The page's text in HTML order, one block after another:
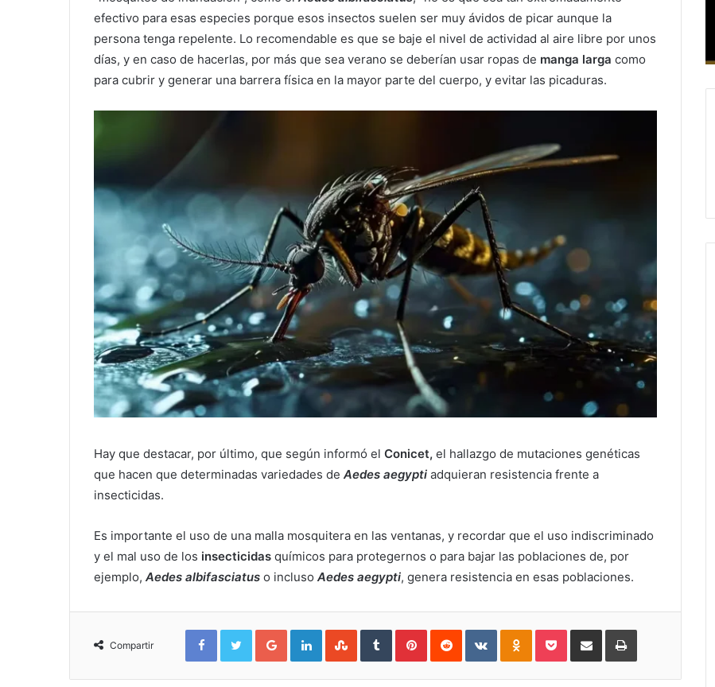
efectivo para esas especies porque esos insectos suelen ser muy ávidos de picar aunque la
persona tenga repelente. Lo recomendable es que se baje el nivel de actividad al aire libre por unos
días, y en caso de hacerlas, por más que sea verano se deberían usar ropas de manga larga como
para cubrir y generar una barrera física en la mayor parte del cuerpo, y evitar las picaduras.
Hay que destacar, por último, que según informó el Conicet, el hallazgo de mutaciones genéticas
que hacen que determinadas variedades de Aedes aegypti adquieran resistencia frente a
insecticidas.
Es importante el uso de una malla mosquitera en las ventanas, y recordar que el uso indiscriminado
y el mal uso de los insecticidas químicos para protegernos o para bajar las poblaciones de, por
ejemplo, Aedes albifasciatus o incluso Aedes aegypti, genera resistencia en esas poblaciones.
Compartir
FacebookTwitterGoogle+LinkedInStumbleUpon
TumblrPinterestReddit VKontakteOdnoklassniki
PocketCompartirImprimir